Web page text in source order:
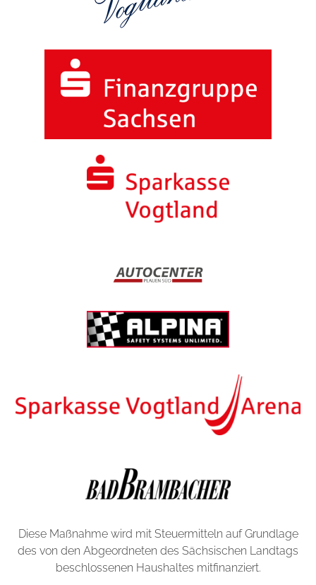
Diese Maßnahme wird mit Steuermitteln auf Grundlage
des von den Abgeordneten des Sächsischen Landtags
beschlossenen Haushaltes mitfinanziert.